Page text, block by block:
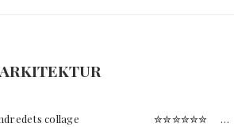
Århundredets collage ✮✮✮✮✮✮ …